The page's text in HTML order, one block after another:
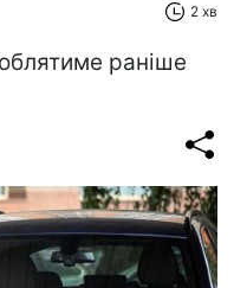
2 хв
раніше